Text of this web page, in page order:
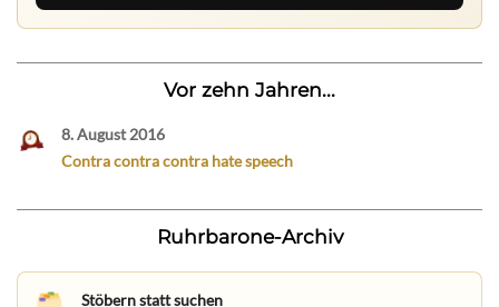
Vor zehn Jahren...
8. August 2016
Contra contra contra hate speech
Ruhrbarone-Archiv
Stöbern statt suchen